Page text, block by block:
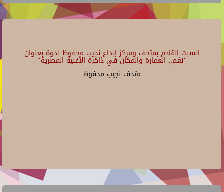
السبت القادم بمتحف ومركز إبداع نجيب محفوظ ندوة بعنوان
"نغم.. العمارة والمكان في ذاكرة الأغنية المصرية"
متحف نجيب محفوظ